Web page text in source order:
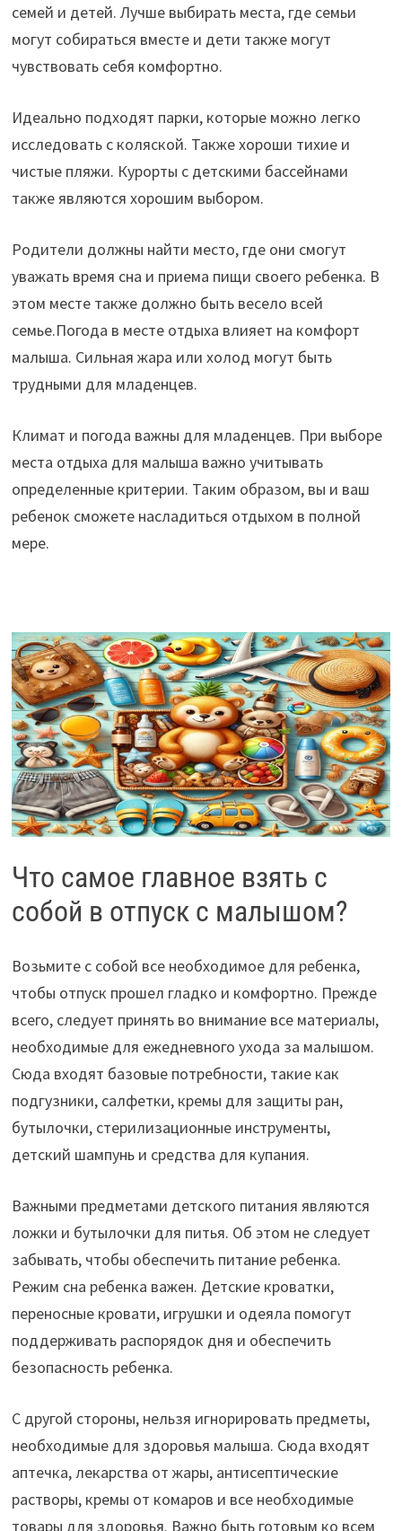
семей и детей. Лучше выбирать места, где семьи
могут собираться вместе и дети также могут
чувствовать себя комфортно.
Идеально подходят парки, которые можно легко
исследовать с коляской. Также хороши тихие и
чистые пляжи. Курорты с детскими бассейнами
также являются хорошим выбором.
Родители должны найти место, где они смогут
уважать время сна и приема пищи своего ребенка. В
этом месте также должно быть весело всей
семье.Погода в месте отдыха влияет на комфорт
малыша. Сильная жара или холод могут быть
трудными для младенцев.
Климат и погода важны для младенцев. При выборе
места отдыха для малыша важно учитывать
определенные критерии. Таким образом, вы и ваш
ребенок сможете насладиться отдыхом в полной
мере.
Что самое главное взять с
собой в отпуск с малышом?
Возьмите с собой все необходимое для ребенка,
чтобы отпуск прошел гладко и комфортно. Прежде
всего, следует принять во внимание все материалы,
необходимые для ежедневного ухода за малышом.
Сюда входят базовые потребности, такие как
подгузники, салфетки, кремы для защиты ран,
бутылочки, стерилизационные инструменты,
детский шампунь и средства для купания.
Важными предметами детского питания являются
ложки и бутылочки для питья. Об этом не следует
забывать, чтобы обеспечить питание ребенка.
Режим сна ребенка важен. Детские кроватки,
переносные кровати, игрушки и одеяла помогут
поддерживать распорядок дня и обеспечить
безопасность ребенка.
С другой стороны, нельзя игнорировать предметы,
необходимые для здоровья малыша. Сюда входят
аптечка, лекарства от жары, антисептические
растворы, кремы от комаров и все необходимые
товары для здоровья. Важно быть готовым ко всем